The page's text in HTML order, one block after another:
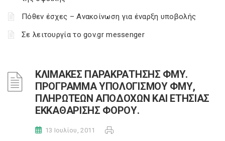
Πόθεν έσχες – Ανακοίνωση για έναρξη υποβολής
Σε λειτουργία το gov.gr messenger
ΚΛΙΜΑΚΕΣ ΠΑΡΑΚΡΑΤΗΣΗΣ ΦΜΥ.
ΠΡΟΓΡΑΜΜΑ ΥΠΟΛΟΓΙΣΜΟΥ ΦΜΥ,
ΠΛΗΡΩΤΕΩΝ ΑΠΟΔΟΧΩΝ ΚΑΙ ΕΤΗΣΙΑΣ
ΕΚΚΑΘΑΡΙΣΗΣ ΦΟΡΟΥ.
13 Ιουλίου, 2011